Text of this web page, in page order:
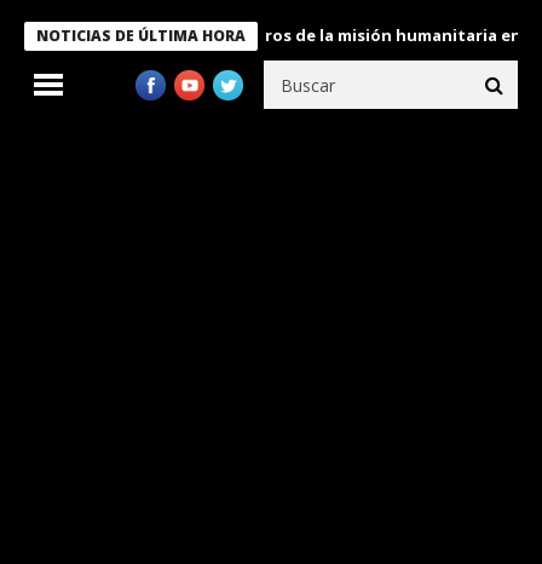
NOTICIAS DE ÚLTIMA HORA
condecora a miembros de la misión humanitaria enviada a